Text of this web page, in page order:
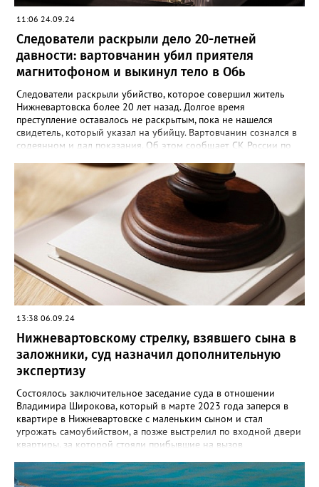
11:06 24.09.24
Следователи раскрыли дело 20-летней
давности: вартовчанин убил приятеля
магнитофоном и выкинул тело в Обь
Следователи раскрыли убийство, которое совершил житель
Нижневартовска более 20 лет назад. Долгое время
преступление оставалось не раскрытым, пока не нашелся
свидетель, который указал на убийцу. Вартовчанин сознался в
содеянном и дал показания. Об этом сообщает СК России по
декабря 2001 года 22 летний вартовчанин находился в
квартире по улице Менделеева вместе со своим 29-летним
знакомым. Произошла ссора и мужчина нанес приятелю
множественные удары руками и кассетным магнитофоном в
голову. От полученных травм он скончался. Вартовчанин
испугался и выбросил тело в Обь. Уголовное дело с
обвинительным заключением направлено в суд для
рассмотрения. Вартовчанину грозит до пятнадцати лет
лишения свободы.
13:38 06.09.24
Нижневартовскому стрелку, взявшего сына в
заложники, суд назначил дополнительную
экспертизу
Состоялось заключительное заседание суда в отношении
Владимира Широкова, который в марте 2023 года заперся в
квартире в Нижневартовске с маленьким сыном и стал
угрожать самоубийством, а позже выстрелил по входной двери
квартиры, за которой стояли прибывшие на вызов
квартиры и подвала дома. В происшествии никто не пострадал,
силовики договорились с Широковым, он отпустил ребенка и